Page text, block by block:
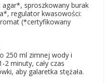
sproszkowany burak
regulator kwasowości:
(*certyfikowany
250 ml zimnej wody i
2 minuty, cały czas
aby galaretka stężała.